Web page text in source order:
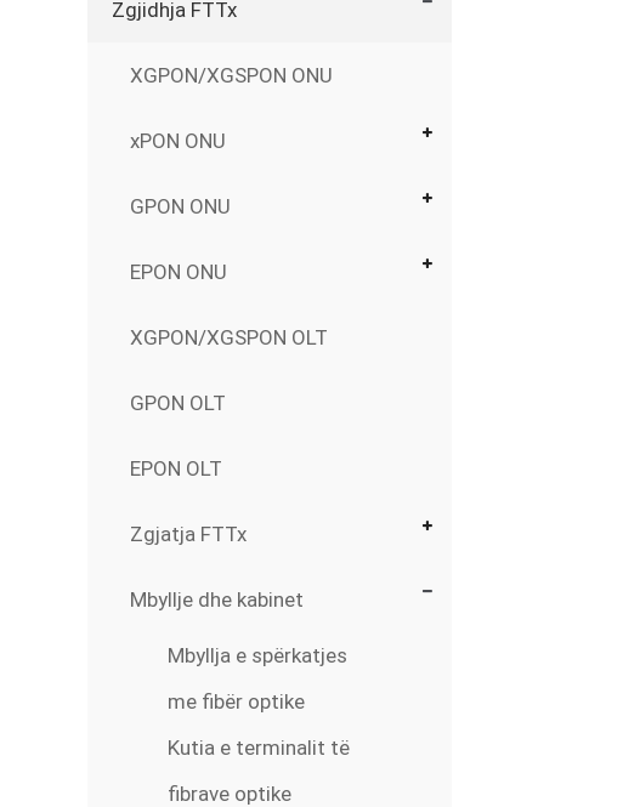
Zgjidhja FTTx
XGPON/XGSPON ONU
xPON ONU
GPON ONU
EPON ONU
XGPON/XGSPON OLT
GPON OLT
EPON OLT
Zgjatja FTTx
Mbyllje dhe kabinet
Mbyllja e spërkatjes
me fibër optike
Kutia e terminalit të
fibrave optike